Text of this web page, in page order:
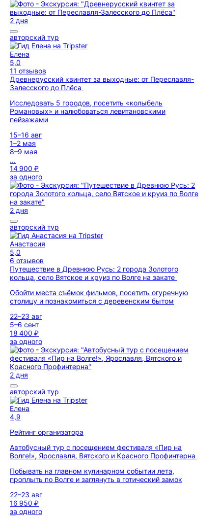
2 дня
авторский тур
Елена
5,0
11 отзывов
Древнерусский квинтет за выходные: от Переславля-
Залесского до Плёса
Исследовать 5 городов, посетить «колыбель
Романовых» и налюбоваться левитановскими
пейзажами
15–16 авг
1–2 мая
8–9 мая
...
14 900 ₽
за одного
2 дня
авторский тур
Анастасия
5,0
6 отзывов
Путешествие в Древнюю Русь: 2 города Золотого
кольца, село Вятское и круиз по Волге на закате
Обойти места съёмок фильмов, посетить огуречную
столицу и познакомиться с деревенским бытом
22–23 авг
5–6 сент
18 400 ₽
за одного
2 дня
авторский тур
Елена
4,9
Рейтинг организатора
Автобусный тур с посещением фестиваля «Пир на
Волге!», Ярославля, Вятского и Красного Профинтерна
Побывать на главном кулинарном событии лета,
проплыть по Волге и заглянуть в готический замок
22–23 авг
16 950 ₽
за одного